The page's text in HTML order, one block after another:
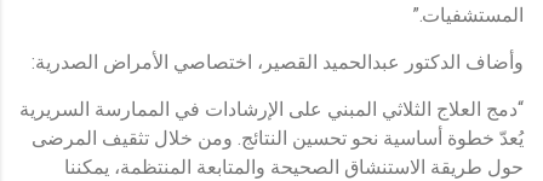
المستشفيات.”
وأضاف الدكتور عبدالحميد القصير، اختصاصي الأمراض الصدرية:
“دمج العلاج الثلاثي المبني على الإرشادات في الممارسة السريرية
يُعدّ خطوة أساسية نحو تحسين النتائج. ومن خلال تثقيف المرضى
حول طريقة الاستنشاق الصحيحة والمتابعة المنتظمة، يمكننا